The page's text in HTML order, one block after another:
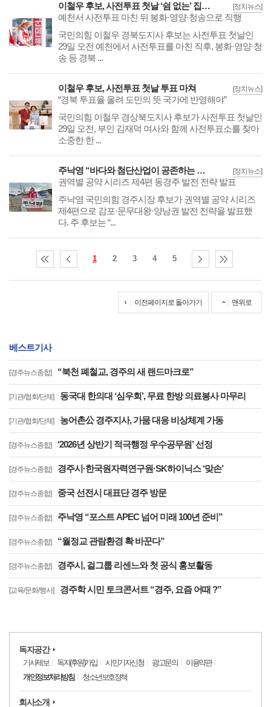
[정치뉴스]
이철우 후보, 사전투표 첫날 ‘쉼 없는’ 집중유세
예천서 사전투표 마친 뒤 봉화·영양·청송으로 직행
국민의힘 이철우 경북도지사 후보는 사전투표 첫날인
29일 오전 예천에서 사전투표를 마친 직후, 봉화·영양·청
송 등 경북 ...
[정치뉴스]
이철우 후보, 사전투표 첫날 투표 마쳐
“경북 투표율 올려 도민의 뜻 국가에 반영해야”
국민의힘 이철우 경상북도지사 후보가 사전투표 첫날인
29일 오전, 부인 김재덕 여사와 함께 사전투표소를 찾아
소중한 한 ...
[정치뉴스]
주낙영 “바다와 첨단산업이 공존하는 동경주”
권역별 공약 시리즈 제4편 동경주 발전 전략 발표
주낙영 국민의힘 경주시장 후보가 권역별 공약 시리즈
제4편으로 감포·문무대왕·양남권 발전 전략을 발표했
다. 주 후보는 “...
1 2 3 4 5
이전페이지로 돌아가기 맨위로
베스트기사
[경주뉴스종합] “북천 폐철교, 경주의 새 랜드마크로”
[기관/협회/단체] 동국대 한의대 ‘심우회’, 무료 한방 의료봉사 마무리
[기관/협회/단체] 농어촌公 경주지사, 가뭄 대응 비상체계 가동
[경주뉴스종합] ‘2026년 상반기 적극행정 우수공무원’ 선정
[경주뉴스종합] 경주시·한국원자력연구원·SK하이닉스 ‘맞손’
[경주뉴스종합] 중국 선전시 대표단 경주 방문
[경주뉴스종합] 주낙영 “포스트 APEC 넘어 미래 100년 준비”
[경주뉴스종합] “월정교 관람환경 확 바꾼다”
[경주뉴스종합] 경주시, 걸그룹 리센느와 첫 공식 홍보활동
[교육/문화/행사] 경주학 시민 토크콘서트 “경주, 요즘 어때 ?”
독자공간
기사제보 독자(후원)가입 시민기자신청 광고문의
이용약관
개인정보처리방침
청소년보호정책
회사소개